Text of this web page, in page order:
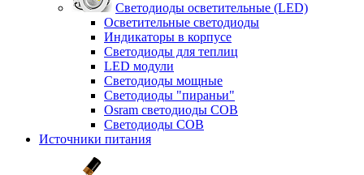
Светодиоды осветительные (LED)
Осветительные светодиоды
Индикаторы в корпусе
Светодиоды для теплиц
LED модули
Светодиоды мощные
Светодиоды "пираньи"
Osram светодиоды COB
Светодиоды COB
Источники питания